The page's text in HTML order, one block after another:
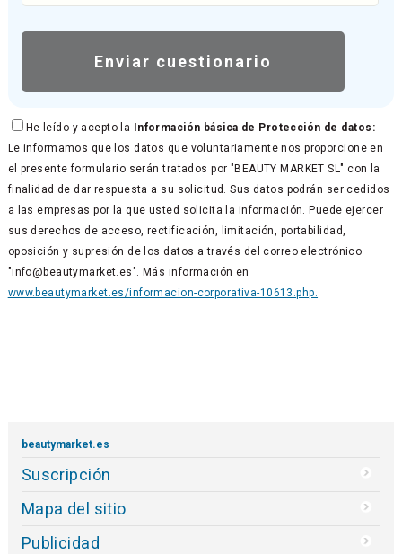
He leído y acepto la Información básica de Protección de datos:
Le informamos que los datos que voluntariamente nos proporcione en
el presente formulario serán tratados por "BEAUTY MARKET SL" con la
finalidad de dar respuesta a su solicitud. Sus datos podrán ser cedidos
a las empresas por la que usted solicita la información. Puede ejercer
sus derechos de acceso, rectificación, limitación, portabilidad,
oposición y supresión de los datos a través del correo electrónico
"info@beautymarket.es". Más información en
www.beautymarket.es/informacion-corporativa-10613.php.
beautymarket.es
Suscripción
Mapa del sitio
Publicidad